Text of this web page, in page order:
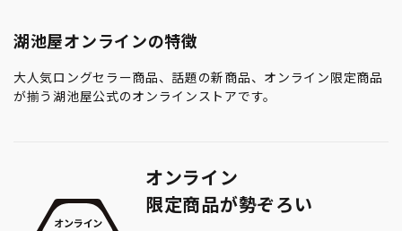
湖池屋オンラインの特徴
大人気ロングセラー商品、話題の新商品、オンライン限定商品
が揃う湖池屋公式のオンラインストアです。
オンライン
限定商品が勢ぞろい